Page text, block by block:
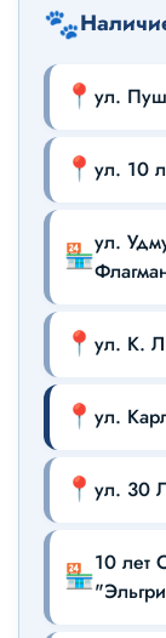
🐾
📍 ул.
📍 ул. 10
🏪ул.
📍 ул. К.
📍 ул.
📍 ул. 30
🏪10 лет